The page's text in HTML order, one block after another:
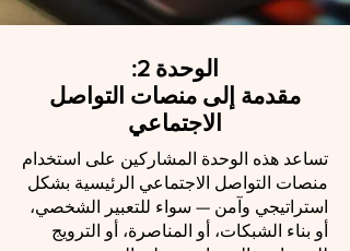
:الوحدة 2
مقدمة إلى منصات التواصل
الاجتماعي
تساعد هذه الوحدة المشاركين على استخدام
منصات التواصل الاجتماعي الرئيسية بشكل
استراتيجي وآمن — سواء للتعبير الشخصي،
أو بناء الشبكات، أو المناصرة، أو الترويج